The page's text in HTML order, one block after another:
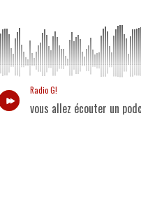
Radio G!
vous allez écouter un